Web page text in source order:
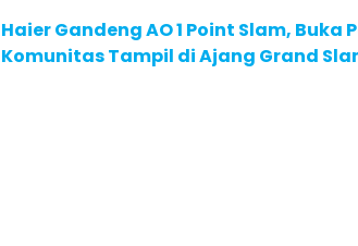
Haier Gandeng AO 1 Point Slam, Buka
Komunitas Tampil di Ajang Grand